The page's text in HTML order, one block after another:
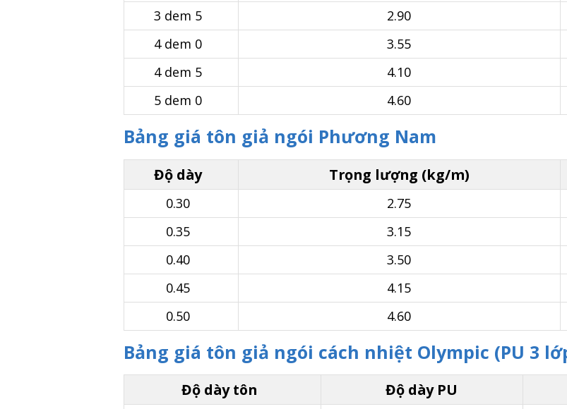
3 dem 5
2.90
4 dem 0
3.55
4 dem 5
4.10
5 dem 0
4.60
Bảng giá tôn giả ngói Phương Nam
Độ dày Trọng lượng (kg/m)
0.30 2.75
0.35
3.15
0.40
3.50
0.45
4.15
0.50
4.60
Bảng giá tôn giả ngói cách nhiệt Olympic (PU 3
Độ dày tôn Độ dày PU